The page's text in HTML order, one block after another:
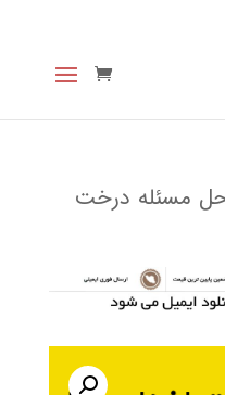
مسئله درخت